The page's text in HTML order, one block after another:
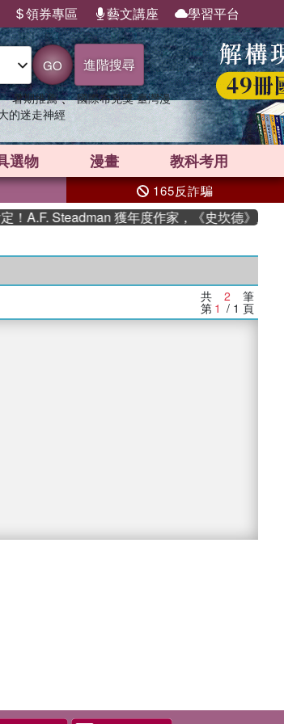
領券專區 藝文講座 學習平台
GO 進階搜尋
暑期推薦 、 國際布克獎 臺灣漫
的迷走神經
選物 漫畫 教科考用
165反詐騙
Steadman 獲年度作家，《史坎德》系列帶
共 2 筆
第 1 / 1 頁